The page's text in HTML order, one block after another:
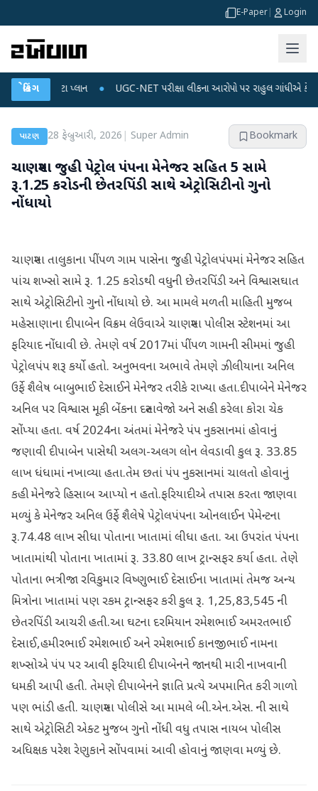
E-Paper Login
બ્રેકિંગ
ડેટા પ્લાન ● UGC-NET પરીક્ષા લીકના આરોપો પર રાહુલ ગાંધીએ કેન્દ્ર પર
પાટણ 28 ફેબ્રુઆરી, 2026 Super Admin Bookmark
ચાણસ્મા જુહી પેટ્રોલ પંપના મેનેજર સહિત 5 સામે
રૂ.1.25 કરોડની છેતરપિંડી સાથે એટ્રોસિટીનો ગુનો
નોંધાયો
ચાણસ્મા તાલુકાના પીંપળ ગામ પાસેના જુહી પેટ્રોલપંપમાં મેનેજર સહિત
પાંચ શખ્સો સામે રૂ. 1.25 કરોડથી વધુની છેતરપિંડી અને વિશ્વાસઘાત
સાથે એટ્રોસિટીનો ગુનો નોંધાયો છે. આ મામલે મળતી માહિતી મુજબ
મહેસાણાના દીપાબેન વિક્રમ લેઉવાએ ચાણસ્મા પોલીસ સ્ટેશનમાં આ
ફરિયાદ નોંધાવી છે. તેમણે વર્ષ 2017માં પીંપળ ગામની સીમમાં જુહી
પેટ્રોલપંપ શરૂ કર્યો હતો. અનુભવના અભાવે તેમણે ઝીલીયાના અનિલ
ઉર્ફે શૈલેષ બાબુભાઈ દેસાઈને મેનેજર તરીકે રાખ્યા હતા.દીપાબેને મેનેજર
અનિલ પર વિશ્વાસ મૂકી બેંકના દસ્તાવેજો અને સહી કરેલા કોરા ચેક
સોંપ્યા હતા. વર્ષ 2024ના અંતમાં મેનેજરે પંપ નુકસાનમાં હોવાનું
જણાવી દીપાબેન પાસેથી અલગ-અલગ લોન લેવડાવી કુલ રૂ. 33.85
લાખ ધંધામાં નખાવ્યા હતા.તેમ છતાં પંપ નુકસાનમાં ચાલતો હોવાનું
કહી મેનેજરે હિસાબ આપ્યો ન હતો.ફરિયાદીએ તપાસ કરતા જાણવા
મળ્યું કે મેનેજર અનિલ ઉર્ફે શૈલેષે પેટ્રોલપંપના ઓનલાઈન પેમેન્ટના
રૂ.74.48 લાખ સીધા પોતાના ખાતામાં લીધા હતા. આ ઉપરાંત પંપના
ખાતામાંથી પોતાના ખાતામાં રૂ. 33.80 લાખ ટ્રાન્સફર કર્યા હતા. તેણે
પોતાના ભત્રીજા રવિકુમાર વિષ્ણુભાઈ દેસાઈના ખાતામાં તેમજ અન્ય
મિત્રોના ખાતામાં પણ રકમ ટ્રાન્સફર કરી કુલ રૂ. 1,25,83,545 ની
છેતરપિંડી આચરી હતી.આ ઘટના દરમિયાન રમેશભાઈ અમરતભાઈ
દેસાઈ,હમીરભાઈ રમેશભાઈ અને રમેશભાઈ કાનજીભાઈ નામના
શખ્સોએ પંપ પર આવી ફરિયાદી દીપાબેનને જાનથી મારી નાખવાની
ધમકી આપી હતી. તેમણે દીપાબેનને જ્ઞાતિ પ્રત્યે અપમાનિત કરી ગાળો
પણ ભાંડી હતી. ચાણસ્મા પોલીસે આ મામલે બી.એન.એસ. ની સાથે
સાથે એટ્રોસિટી એક્ટ મુજબ ગુનો નોંધી વધુ તપાસ નાયબ પોલીસ
અધિક્ષક પરેશ રેણુકાને સોંપવામાં આવી હોવાનું જાણવા મળ્યું છે.